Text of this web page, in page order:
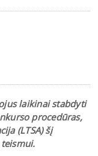
laikinai stabdyti
procedūras,
(LTSA) šį